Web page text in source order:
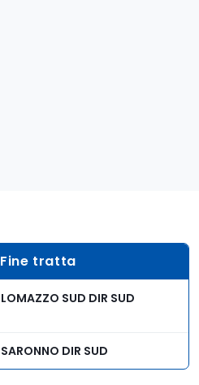
Fine tratta
LOMAZZO SUD DIR SUD
SARONNO DIR SUD